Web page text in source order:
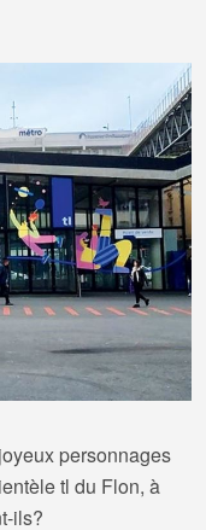
personnages
tl du Flon, à
ils?